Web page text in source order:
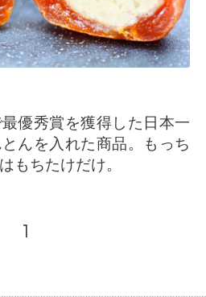
優秀賞を獲得した日本一
んを入れた商品。もっち
もちたけだけ。
1